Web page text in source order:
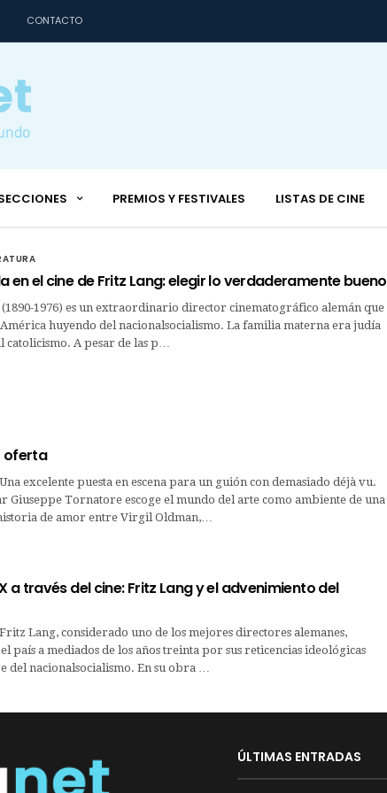
CONTACTO
PREMIOS Y FESTIVALES LISTAS DE CINE
en el cine de Fritz Lang: elegir lo verdaderamente bueno
1976) es un extraordinario director cinematográfico alemán que
huyendo del nacionalsocialismo. La familia materna era judía
catolicismo. A pesar de las p…
oferta
excelente puesta en escena para un guión con demasiado déjà vu.
Giuseppe Tornatore escoge el mundo del arte como ambiente de una
de amor entre Virgil Oldman,…
a través del cine: Fritz Lang y el advenimiento del
Lang, considerado uno de los mejores directores alemanes,
país a mediados de los años treinta por sus reticencias ideológicas
del nacionalsocialismo. En su obra …
ÚLTIMAS ENTRADAS